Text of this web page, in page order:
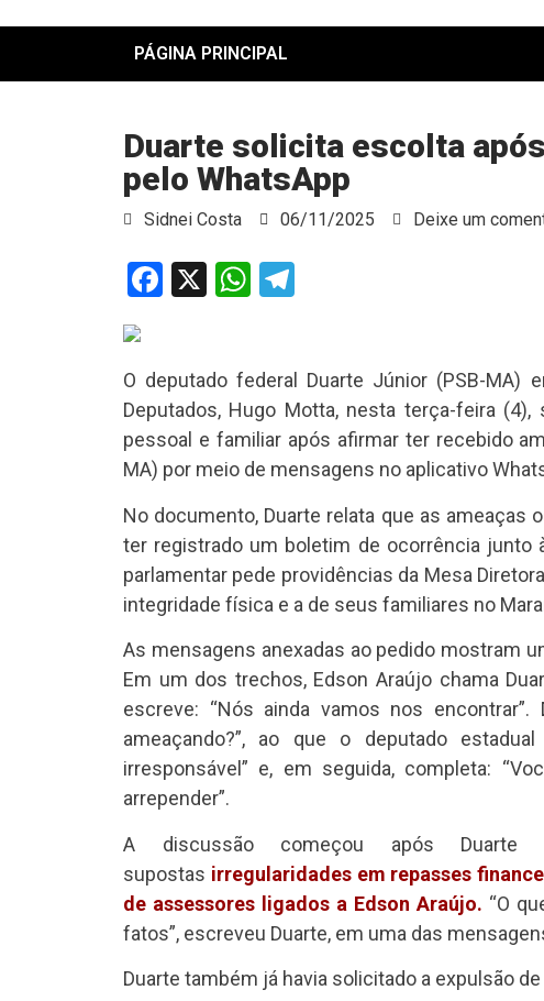
PÁGINA PRINCIPAL
Duarte solicita escolta
pelo WhatsApp
Sidnei Costa 06/11/2025 Deixe um
Facebook
X WhatsApp
O deputado federal Duarte Júnior (PSB-MA)
Deputados, Hugo Motta, nesta terça-feira
pessoal e familiar após afirmar ter recebido
MA) por meio de mensagens no aplicativo
No documento, Duarte relata que as ameaças
ter registrado um boletim de ocorrência junto
parlamentar pede providências da Mesa
integridade física e a de seus familiares no
As mensagens anexadas ao pedido mostram
Em um dos trechos, Edson Araújo chama
escreve: “Nós ainda vamos nos
ameaçando?”, ao que o deputado
irresponsável” e, em seguida, completa:
arrepender”.
A discussão começou após Duarte
supostas irregularidades em repasses
de assessores ligados a Edson Araújo. “O
fatos”, escreveu Duarte, em uma das
Duarte também já havia solicitado a expulsão de